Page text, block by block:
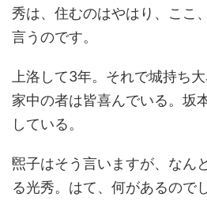
秀は、住むのはやはり、ここ
言うのです。
上洛して3年。それで城持ち
家中の者は皆喜んでいる。坂
している。
煕子はそう言いますが、なん
る光秀。はて、何があるので